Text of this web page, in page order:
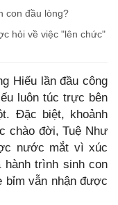
con đầu lòng?
hỏi về việc "lên chức"
Hiếu lần đầu công
luôn túc trực bên
Đặc biệt, khoảnh
chào đời, Tuệ Như
nước mắt vì xúc
trình sinh con
bỉm vẫn nhận được